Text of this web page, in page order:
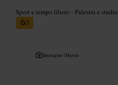
Sport e tempo libero • Palestra e studio
5
Immagine /Hussle